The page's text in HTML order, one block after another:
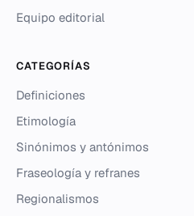
Equipo editorial
CATEGORÍAS
Definiciones
Etimología
Sinónimos y antónimos
Fraseología y refranes
Regionalismos